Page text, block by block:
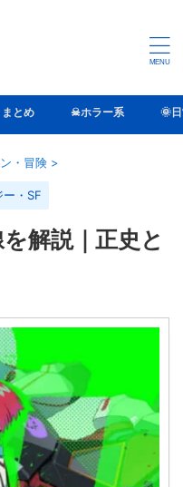
とめ ☠ホラー系 🌞
・冒険 >
ー・SF
解説｜正史と